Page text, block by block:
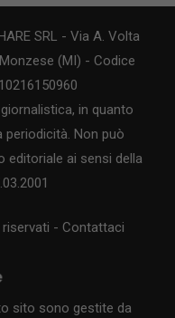
SRL - Via A. Volta
(MI) - Codice
in quanto
periodicità. Non può
editoriale ai sensi della
- Contattaci
sito sono gestite da